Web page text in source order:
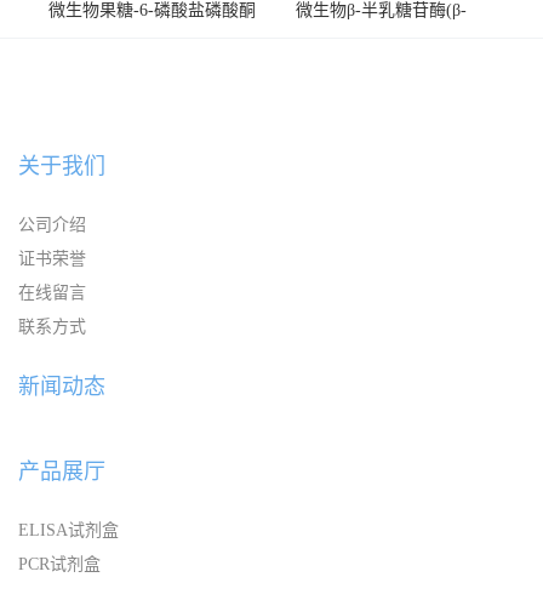
微生物果糖-6-磷酸盐磷酸酮
微生物β-半乳糖苷酶(β-
关于我们
公司介绍
证书荣誉
在线留言
联系方式
新闻动态
产品展厅
ELISA试剂盒
PCR试剂盒